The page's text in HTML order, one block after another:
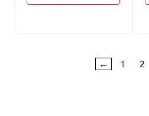
← 1 2